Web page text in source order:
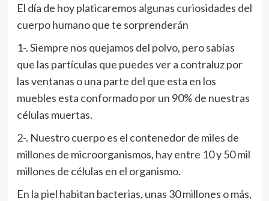
El día de hoy platicaremos algunas curiosidades del
cuerpo humano que te sorprenderán
1-. Siempre nos quejamos del polvo, pero sabías
que las partículas que puedes ver a contraluz por
las ventanas o una parte del que esta en los
muebles esta conformado por un 90% de nuestras
células muertas.
2-. Nuestro cuerpo es el contenedor de miles de
millones de microorganismos, hay entre 10 y 50 mil
millones de células en el organismo.
En la piel habitan bacterias, unas 30 millones o más,